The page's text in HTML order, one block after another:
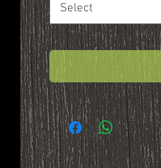
Select